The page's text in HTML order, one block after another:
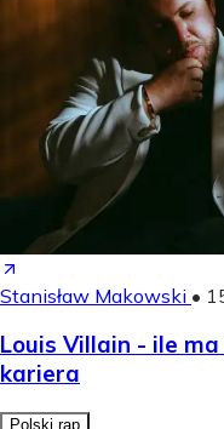
Stanisław Makowski •
Louis Villain - ile
kariera
Polski rap